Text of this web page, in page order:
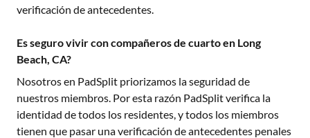
verificación de antecedentes.
Es seguro vivir con compañeros de cuarto en Long
Beach, CA?
Nosotros en PadSplit priorizamos la seguridad de
nuestros miembros. Por esta razón PadSplit verifica la
identidad de todos los residentes, y todos los miembros
tienen que pasar una verificación de antecedentes penales